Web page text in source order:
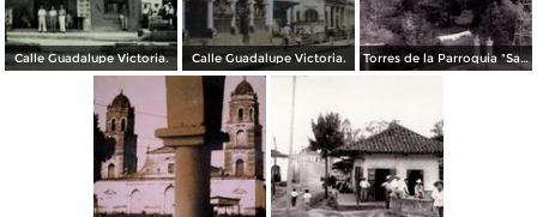
Calle Guadalupe Victoria. Calle Guadalupe Victoria. Torres de la Parroquia "San Martín Obispo" y la bomba de agua potable.